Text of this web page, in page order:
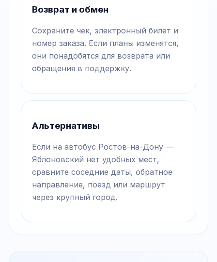
Возврат и обмен
Сохраните чек, электронный билет и
номер заказа. Если планы изменятся,
они понадобятся для возврата или
обращения в поддержку.
Альтернативы
Если на автобус Ростов-на-Дону —
Яблоновский нет удобных мест,
сравните соседние даты, обратное
направление, поезд или маршрут
через крупный город.